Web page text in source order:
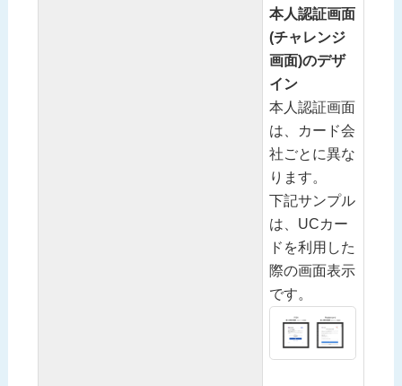
本人認証画面
(チャレンジ
画面)のデザ
イン
本人認証画面
は、カード会
社ごとに異な
ります。
下記サンプル
は、UCカー
ドを利用した
際の画面表示
です。